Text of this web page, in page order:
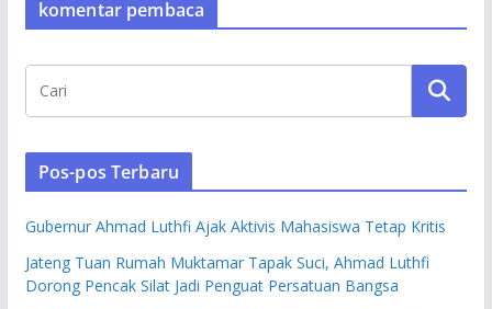
komentar pembaca
Pos-pos Terbaru
Gubernur Ahmad Luthfi Ajak Aktivis Mahasiswa Tetap Kritis
Jateng Tuan Rumah Muktamar Tapak Suci, Ahmad Luthfi
Dorong Pencak Silat Jadi Penguat Persatuan Bangsa